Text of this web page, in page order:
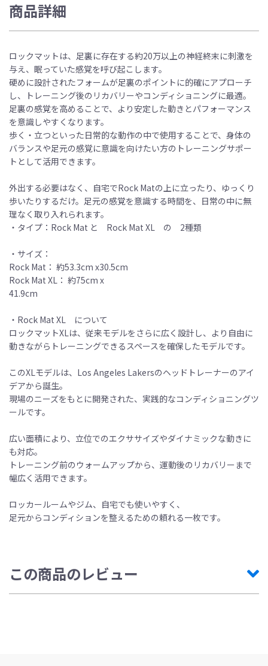
商品詳細
ロックマットは、足裏に存在する約20万以上の神経終末に刺激を
与え、眠っていた感覚を呼び起こします。
硬めに設計されたフォームが足裏のポイントに的確にアプローチ
し、トレーニング後のリカバリーやコンディショニングに最適。
足裏の感覚を高めることで、より安定した動きとパフォーマンス
を意識しやすくなります。
歩く・立つといった日常的な動作の中で使用することで、身体の
バランスや足元の感覚に意識を向けたい方のトレーニングサポー
トとして活用できます。
外出する必要はなく、自宅でRock Matの上に立ったり、ゆっくり
歩いたりするだけ。足元の感覚を意識する時間を、日常の中に無
理なく取り入れられます。
・タイプ：Rock Mat と Rock Mat XL の 2種類
・サイズ：
Rock Mat： 約53.3cm x30.5cm
Rock Mat XL： 約75cm x
41.9cm
・Rock Mat XL について
ロックマットXLは、従来モデルをさらに広く設計し、より自由に
動きながらトレーニングできるスペースを確保したモデルです。
このXLモデルは、Los Angeles Lakersのヘッドトレーナーのアイ
デアから誕生。
現場のニーズをもとに開発された、実践的なコンディショニングツ
ールです。
広い面積により、立位でのエクササイズやダイナミックな動きに
も対応。
トレーニング前のウォームアップから、運動後のリカバリーまで
幅広く活用できます。
ロッカールームやジム、自宅でも使いやすく、
足元からコンディションを整えるための頼れる一枚です。
この商品のレビュー